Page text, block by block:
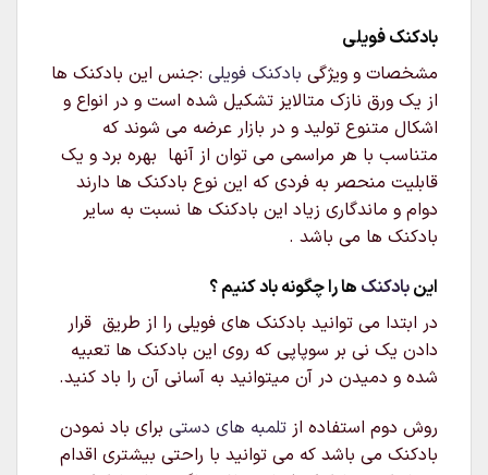
بادکنک فویلی
مشخصات و ویژگی بادکنک فویلی :جنس این بادکنک ها
از یک ورق نازک متالایز تشکیل شده است و در انواع و
اشکال متنوع تولید و در بازار عرضه می شوند که
متناسب با هر مراسمی می توان از آنها بهره برد و یک
قابلیت منحصر به فردی که این نوع بادکنک ها دارند
دوام و ماندگاری زیاد این بادکنک ها نسبت به سایر
بادکنک ها می باشد .
اینبادکنک ها را چگونه باد کنیم ؟
در ابتدا می توانید بادکنک های فویلی را از طریق قرار
دادن یک نی بر سوپاپی که روی این بادکنک ها تعبیه
شده و دمیدن در آن میتوانید به آسانی آن را باد کنید.
روش دوم استفاده از تلمبه های دستی برای باد نمودن
بادکنک می باشد که می توانید با راحتی بیشتری اقدام